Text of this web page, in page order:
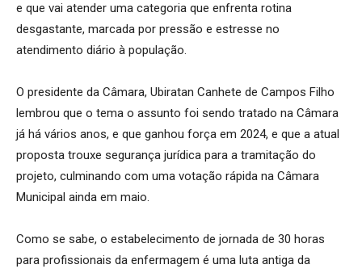
e que vai atender uma categoria que enfrenta rotina
desgastante, marcada por pressão e estresse no
atendimento diário à população.
O presidente da Câmara, Ubiratan Canhete de Campos Filho
lembrou que o tema o assunto foi sendo tratado na Câmara
já há vários anos, e que ganhou força em 2024, e que a atual
proposta trouxe segurança jurídica para a tramitação do
projeto, culminando com uma votação rápida na Câmara
Municipal ainda em maio.
Como se sabe, o estabelecimento de jornada de 30 horas
para profissionais da enfermagem é uma luta antiga da